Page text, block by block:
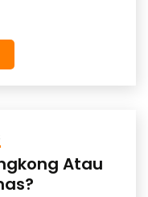
Atau